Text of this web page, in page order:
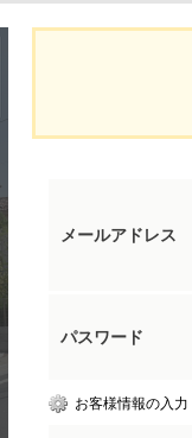
メールアドレス
パスワード
お客様情報の入力